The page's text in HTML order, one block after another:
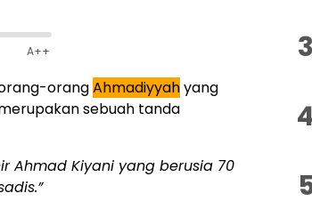
A++
orangAhmadiyyahyang
sebuah tanda
Ahmad Kiyani yang berusia 70